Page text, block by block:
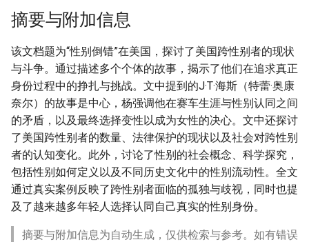
摘要与附加信息
该文档题为“性别倒错”在美国，探讨了美国跨性别者的现状
与斗争。通过描述多个个体的故事，揭示了他们在追求真正
身份过程中的挣扎与挑战。文中提到的J·T·海斯（特蕾·奥康
奈尔）的故事是中心，杨强调他在赛车生涯与性别认同之间
的矛盾，以及最终选择变性以成为女性的决心。文中还探讨
了美国跨性别者的数量、法律保护的现状以及社会对跨性别
者的认知变化。此外，讨论了性别的社会概念、科学探究，
包括性别如何定义以及不同历史文化中的性别流动性。全文
通过真实案例反映了跨性别者面临的孤独与歧视，同时也提
及了越来越多年轻人选择认同自己真实的性别身份。
摘要与附加信息为自动生成，仅供检索与参考。如有错误